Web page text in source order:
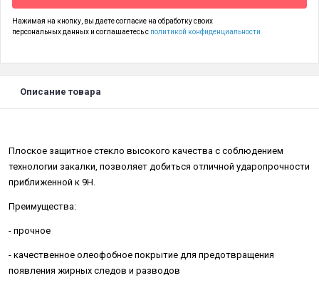
Нажимая на кнопку, вы даете согласие на обработку своих
персональных данных и соглашаетесь с политикой конфиденциальности
Описание товара
Плоское защитное стекло высокого качества с соблюдением
технологии закалки, позволяет добиться отличной ударопрочности
приближенной к 9H.
Преимущества:
- прочное
- качественное олеофобное покрытие для предотвращения
появления жирных следов и разводов